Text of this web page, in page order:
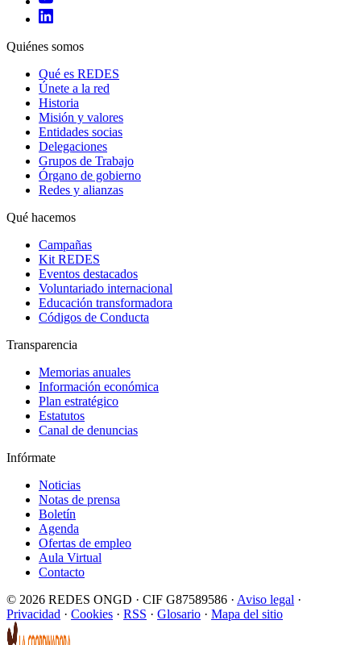
Quiénes somos
Qué es REDES
Únete a la red
Historia
Misión y valores
Entidades socias
Delegaciones
Grupos de Trabajo
Órgano de gobierno
Redes y alianzas
Qué hacemos
Campañas
Kit REDES
Eventos destacados
Voluntariado internacional
Educación transformadora
Códigos de Conducta
Transparencia
Memorias anuales
Información económica
Plan estratégico
Estatutos
Canal de denuncias
Infórmate
Noticias
Notas de prensa
Boletín
Agenda
Ofertas de empleo
Aula Virtual
Contacto
© 2026 REDES ONGD · CIF G87589586 · Aviso legal ·
Privacidad · Cookies · RSS · Glosario · Mapa del sitio